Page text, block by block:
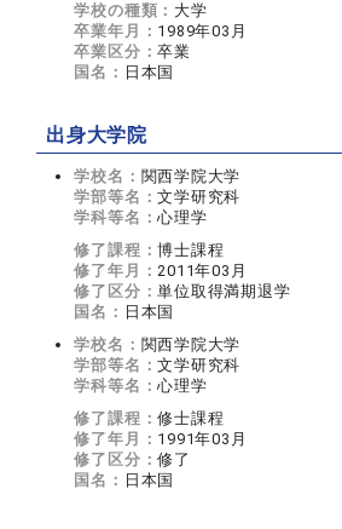
学校の種類： 大学
卒業年月： 1989年03月
卒業区分：卒業
国名： 日本国
出身大学院
学校名： 関西学院大学
学部等名：文学研究科
学科等名：心理学
修了課程：博士課程
修了年月：2011年03月
修了区分：単位取得満期退学
国名： 日本国
学校名： 関西学院大学
学部等名：文学研究科
学科等名：心理学
修了課程：修士課程
修了年月： 1991年03月
修了区分：修了
国名： 日本国